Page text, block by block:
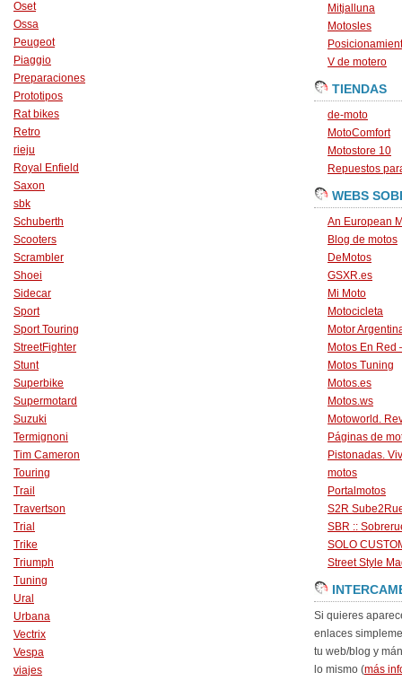
Oset
Ossa
Peugeot
Piaggio
Preparaciones
Prototipos
Rat bikes
Retro
rieju
Royal Enfield
Saxon
sbk
Schuberth
Scooters
Scrambler
Shoei
Sidecar
Sport
Sport Touring
StreetFighter
Stunt
Superbike
Supermotard
Suzuki
Termignoni
Tim Cameron
Touring
Trail
Travertson
Trial
Trike
Triumph
Tuning
Ural
Urbana
Vectrix
Vespa
viajes
Mitjalluna
Motosles
V de motero
TIENDAS
de-moto
MotoComfort
Motostore 10
Repuestos
WEBS
An European
Blog de motos
DeMotos
GSXR.es
Mi Moto
Motocicleta
Motor
Motos En Red
Motos Tuning
Motos.es
Motos.ws
Motoworld.
Páginas de
Pistonadas.
motos
Portalmotos
S2R
SBR ::
SOLO
Street Style
Si quieres
enlaces
tu web/blog y
lo mismo (más